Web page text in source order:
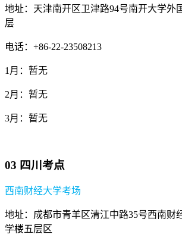
地址：天津南开区卫津路94号南开大学外
层
电话：+86-22-23508213
1月：暂无
2月：暂无
3月：暂无
03 四川考点
西南财经大学考场
地址：成都市青羊区清江中路35号西南财
学楼五层区